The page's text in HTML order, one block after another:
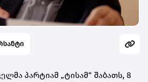
პარტიამ „ტისამ“ შაბათს, 8